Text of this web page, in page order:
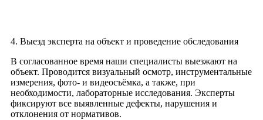
4. Выезд эксперта на объект и проведение обследования
В согласованное время наши специалисты выезжают на
объект. Проводится визуальный осмотр, инструментальные
измерения, фото- и видеосъёмка, а также, при
необходимости, лабораторные исследования. Эксперты
фиксируют все выявленные дефекты, нарушения и
отклонения от нормативов.